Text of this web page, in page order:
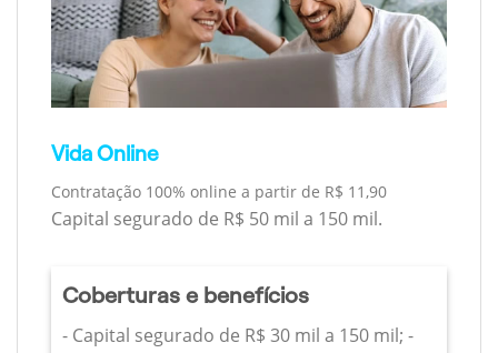
Vida Online
Contratação 100% online a partir de R$ 11,90
Capital segurado de R$ 50 mil a 150 mil.
Coberturas e benefícios
- Capital segurado de R$ 30 mil a 150 mil; -